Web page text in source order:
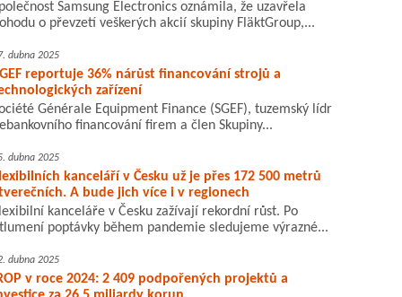
Samsung Electronics oznámila, že uzavřela
o převzetí veškerých akcií skupiny FläktGroup,...
dubna 2025
reportuje 36% nárůst financování strojů a
zařízení
Générale Equipment Finance (SGEF), tuzemský lídr
financování firem a člen Skupiny...
dubna 2025
kanceláří v Česku už je přes 172 500 metrů
A bude jich více i v regionech
kanceláře v Česku zažívají rekordní růst. Po
poptávky během pandemie sledujeme výrazné...
dubna 2025
v roce 2024: 2 409 podpořených projektů a